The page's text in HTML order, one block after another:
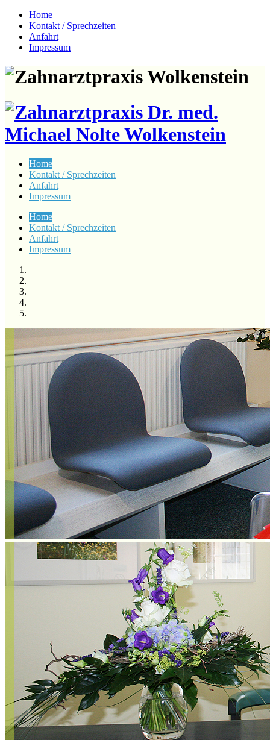
Home
Kontakt / Sprechzeiten
Anfahrt
Impressum
Home
Kontakt / Sprechzeiten
Anfahrt
Impressum
Home
Kontakt / Sprechzeiten
Anfahrt
Impressum